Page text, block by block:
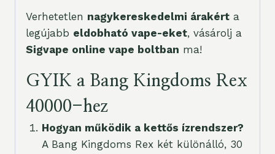
Verhetetlen nagykereskedelmi árakért a
legújabb eldobható vape-eket, vásárolj a
Sigvape online vape boltban ma!
GYIK a Bang Kingdoms Rex
40000-hez
Hogyan működik a kettős ízrendszer?
A Bang Kingdoms Rex két különálló, 30